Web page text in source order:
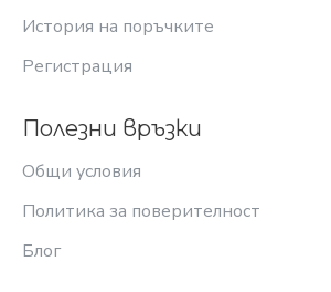
История на поръчките
Регистрация
Полезни връзки
Общи условия
Политика за поверителност
Блог